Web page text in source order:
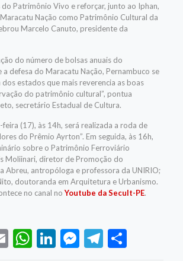
do Patrimônio Vivo e reforçar, junto ao Iphan,
Nação como Patrimônio Cultural da
Marcelo Canuto, presidente da
do número de bolsas anuais do
defesa do Maracatu Nação, Pernambuco se
estados que mais reverencia as boas
do patrimônio cultural”, pontua
secretário Estadual de Cultura.
(17), às 14h, será realizada a roda de
do Prêmio Ayrton”. Em seguida, às 16h,
sobre o Patrimônio Ferroviário
Moliinari, diretor de Promoção do
Abreu, antropóloga e professora da UNIRIO;
doutoranda em Arquitetura e Urbanismo.
no canal noYoutube da Secult-PE.
EmailWhatsApp
LinkedIn
Messenger
Telegram
Share